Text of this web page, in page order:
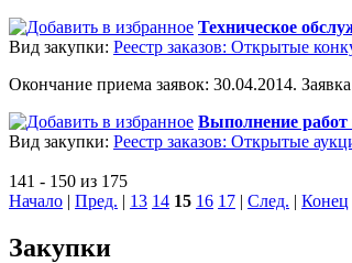
Техническое
Вид закупки: Реестр заказов: Открытые
Окончание приема заявок: 30.04.2014.
Выполнение
Вид закупки: Реестр заказов: Открытые
141 - 150 из 175
Начало | Пред. | 13 14 15 16 17 | След. | Конец
Закупки